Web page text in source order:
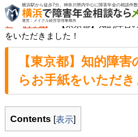
横浜駅から徒歩7分。神奈川県内中心に障害年金の相談件
運営：メイクル経営管理事務所
横浜で障害年金相談ならメイクル障
せ>お手紙>【東京都】知的障害
をいただきました！
【東京都】知的障
らお手紙をいただき
Contents [表示]